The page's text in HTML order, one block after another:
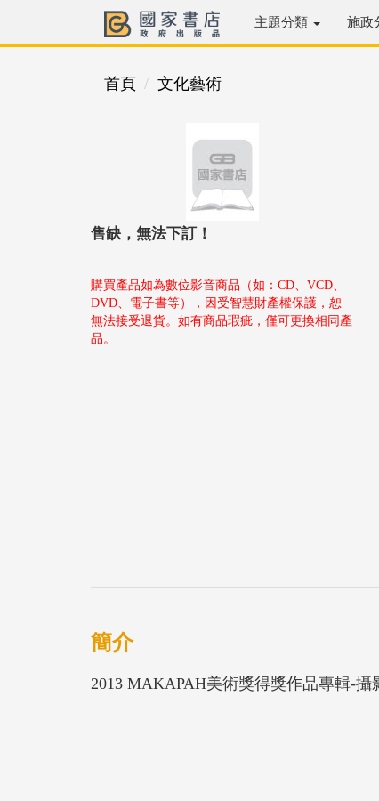
主題分類 施政
首頁 文化藝術
售缺，無法下訂！
購買產品如為數位影音商品（如：CD、VCD、
DVD、電子書等），因受智慧財產權保護，恕
無法接受退貨。如有商品瑕疵，僅可更換相同產
品。
簡介
2013 MAKAPAH美術獎得獎作品專輯-攝